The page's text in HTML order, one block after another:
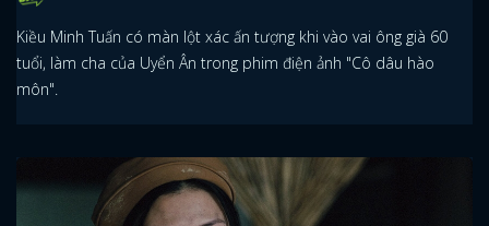
Kiều Minh Tuấn có màn lột xác ấn tượng khi vào vai ông già 60
tuổi, làm cha của Uyển Ân trong phim điện ảnh "Cô dâu hào
môn".